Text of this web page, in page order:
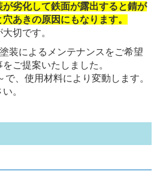
が劣化して鉄面が露出すると錆が
あきの原因にもなります。
切です。
装によるメンテナンスをご希望
ご提案いたしました。
で、使用材料により変動します。
。